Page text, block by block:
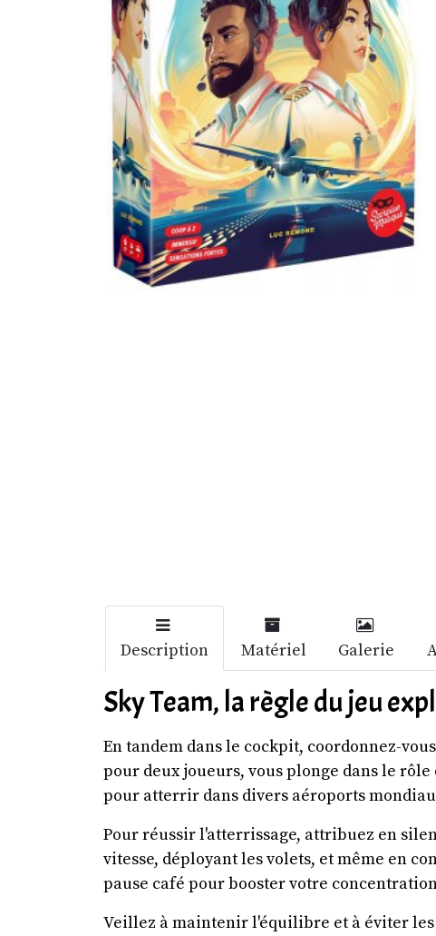
Description Matériel Galerie
Sky Team, la règle du jeu
En tandem dans le cockpit, coordonnez-
pour deux joueurs, vous plonge dans le
pour atterrir dans divers aéroports
Pour réussir l'atterrissage, attribuez en
vitesse, déployant les volets, et même en
pause café pour booster votre
Veillez à maintenir l'équilibre et à éviter les